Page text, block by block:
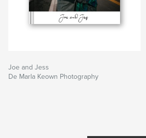
Joe and Jess
De Marla Keown Photography